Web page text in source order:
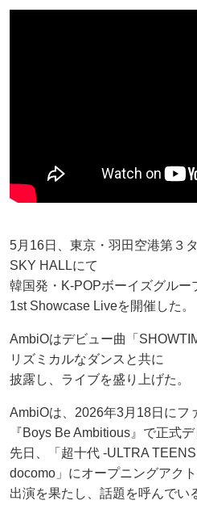
5月16日、東京・羽田空港第３
SKY HALLにて
韓国発・K-POPボーイズグル
1st Showcase Liveを開催した。
AmbiOはデビュー曲「
リズミカルなダンスと共に
披露し、ライブを盛り上げた。
AmbiOは、2026年3月18日にフ
『Boys Be Ambitious』で正式デ
先日、「超十代 -ULTRA
docomo」にオープニングアク
出演を果たし、話題を呼んでい